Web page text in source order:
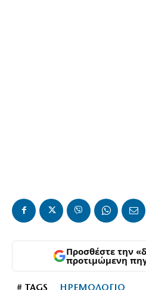
Προσθέστε την
προτιμώμενη